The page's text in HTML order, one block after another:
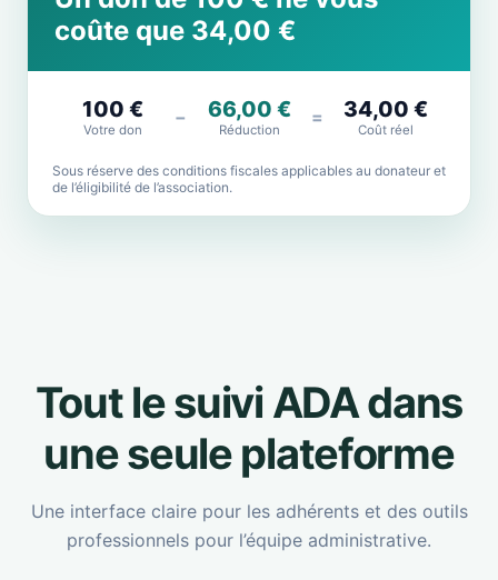
coûte que 34,00 €
100 €
Votre don
− 66,00 €
Réduction
= 34,00 €
Coût réel
Sous réserve des conditions fiscales applicables au donateur et
de l’éligibilité de l’association.
Tout le suivi ADA dans
une seule plateforme
Une interface claire pour les adhérents et des outils
professionnels pour l’équipe administrative.